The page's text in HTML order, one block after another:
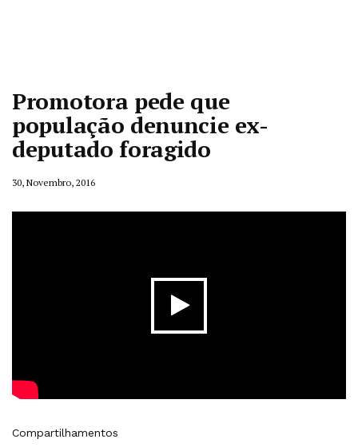
Promotora pede que
população denuncie ex-
deputado foragido
30, Novembro, 2016
Play
Compartilhamentos